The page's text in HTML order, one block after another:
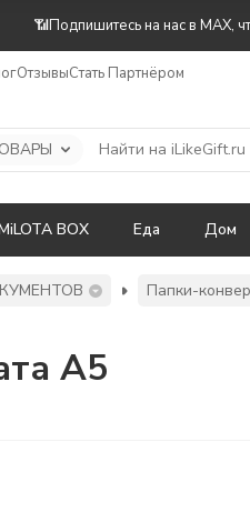
📶Подпишитесь на нас в MAX,
ОтзывыСтать Партнёром
BOX Еда Дом
Папки-
А5